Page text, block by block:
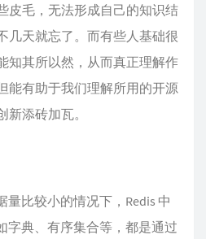
皮毛，无法形成自己的知识结
几天就忘了。而有些人基础很
知其所以然，从而真正理解作
能有助于我们理解所用的开源
添砖加瓦。
比较小的情况下，Redis 中
字典、有序集合等，都是通过